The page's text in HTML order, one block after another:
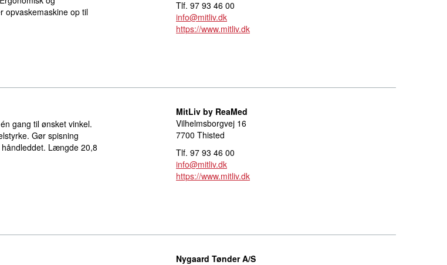
opvaskemaskine op til
Tlf. 97 93 46 00
info@mitliv.dk
https://www.mitliv.dk
gang til ønsket vinkel.
Gør spisning
Længde 20,8
MitLiv by ReaMed
Vilhelmsborgvej 16
7700 Thisted
Tlf. 97 93 46 00
info@mitliv.dk
https://www.mitliv.dk
Nygaard Tønder A/S